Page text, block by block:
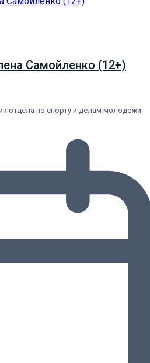
Самойленко (12+)
отдела по спорту и делам молодежи